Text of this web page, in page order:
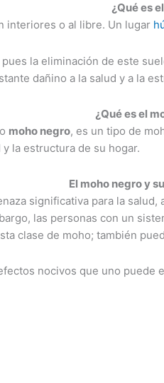
¿Qué es
interiores o al libre. Un lugar
la eliminación de este
dañino a la salud y a la
¿Qué es el
moho negro, es un tipo de
la estructura de su hogar.
El moho negro y
significativa para la
las personas con un
clase de moho; también
nocivos que uno puede